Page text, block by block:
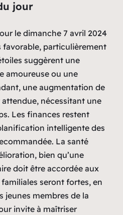
jour
le dimanche 7 avril 2024
favorable, particulièrement
suggèrent une
amoureuse ou une
une augmentation de
nécessitant une
Les finances restent
intelligente des
La santé
bien qu’une
doit être accordée aux
seront fortes, en
jeunes membres de la
invite à maîtriser